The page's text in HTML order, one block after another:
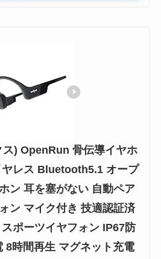
) OpenRun 骨伝導イヤホ
ヤレス Bluetooth5.1 オープ
ン 耳を塞がない 自動ペア
ン マイク付き 技適認証済
ポーツイヤフォン IP67防
8時間再生 マグネット充電